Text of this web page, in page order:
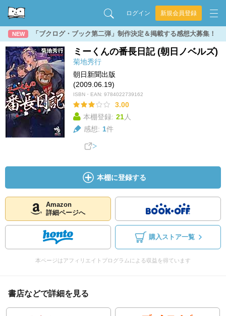
ログイン 新規会員登録
NEW 「ブクログ・ブック第二弾」制作決定＆掲載する感想大募集！
ミーくんの番長日記 (朝日ノベルズ)
菊地秀行
朝日新聞出版
(2009.06.19)
ISBN・EAN: 9784022739162
3.00
本棚登録: 21人
感想: 1件
本棚に登録する
Amazon
詳細ページへ
購入ストア一覧
本ページはアフィリエイトプログラムによる収益を得ています
書店などで詳細を見る